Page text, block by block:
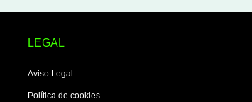
LEGAL
Aviso Legal
Política de cookies